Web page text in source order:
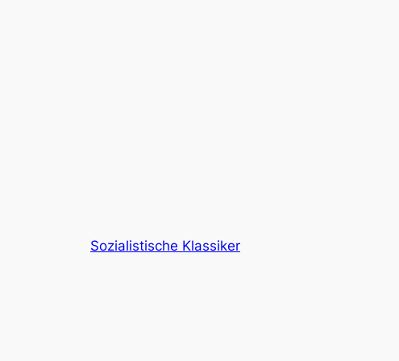
Sozialistische Klassiker